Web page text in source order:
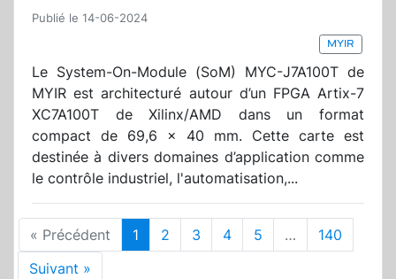
Publié le 14-06-2024
MYIR
Le System-On-Module (SoM) MYC-J7A100T de
MYIR est architecturé autour d’un FPGA Artix-7
XC7A100T de Xilinx/AMD dans un format
compact de 69,6 x 40 mm. Cette carte est
destinée à divers domaines d’application comme
le contrôle industriel, l'automatisation,...
« Précédent 1 2 3 4 5 …
140
Suivant »